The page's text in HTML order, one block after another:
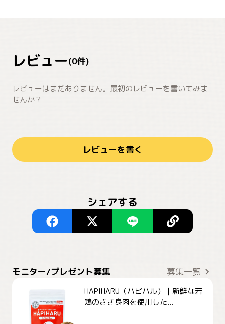
レビュー(0件)
レビューはまだありません。最初のレビューを書いてみま
せんか？
レビューを書く
シェアする
モニター/プレゼント募集 募集一覧
HAPIHARU（ハピハル）｜新鮮な若
鶏のささ身肉を使用した...